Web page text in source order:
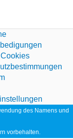
des Namens und
vorbehalten.